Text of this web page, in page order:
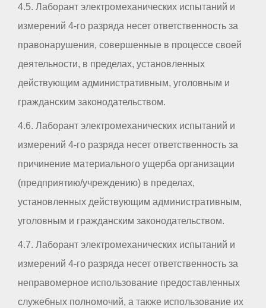
4.5. Лаборант электромеханических испытаний и
измерений 4-го разряда несет ответственность за
правонарушения, совершенные в процессе своей
деятельности, в пределах, установленных
действующим административным, уголовным и
гражданским законодательством.
4.6. Лаборант электромеханических испытаний и
измерений 4-го разряда несет ответственность за
причинение материального ущерба организации
(предприятию/учреждению) в пределах,
установленных действующим административным,
уголовным и гражданским законодательством.
4.7. Лаборант электромеханических испытаний и
измерений 4-го разряда несет ответственность за
неправомерное использование предоставленных
служебных полномочий, а также использование их